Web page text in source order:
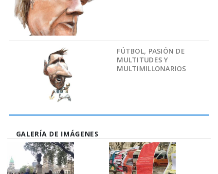
FÚTBOL, PASIÓN DE
MULTITUDES Y
MULTIMILLONARIOS
GALERÍA DE IMÁGENES